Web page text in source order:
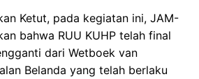
Ketut, pada kegiatan ini, JAM-
bahwa RUU KUHP telah final
dari Wetboek van
Belanda yang telah berlaku